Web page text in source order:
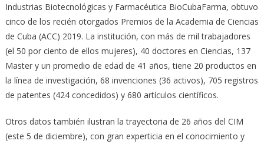
Industrias Biotecnológicas y Farmacéutica BioCubaFarma, obtuvo
cinco de los recién otorgados Premios de la Academia de Ciencias
de Cuba (ACC) 2019. La institución, con más de mil trabajadores
(el 50 por ciento de ellos mujeres), 40 doctores en Ciencias, 137
Master y un promedio de edad de 41 años, tiene 20 productos en
la línea de investigación, 68 invenciones (36 activos), 705 registros
de patentes (424 concedidos) y 680 artículos científicos.
Otros datos también ilustran la trayectoria de 26 años del CIM
(este 5 de diciembre), con gran experticia en el conocimiento y